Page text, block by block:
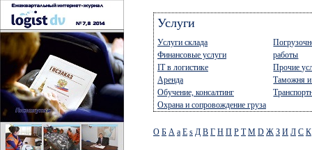
Услуги
Услуги склада
Финансовые услуги
IT в логистике
Аренда
Обучение, консалтинг
Охрана и сопровождение груза
работы
Прочие
Таможня
О Б А a E s Д В Г Н П Р Т М D Ж З И Л С К